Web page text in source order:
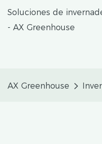
Soluciones de
- AX Greenhouse
AX Greenhouse